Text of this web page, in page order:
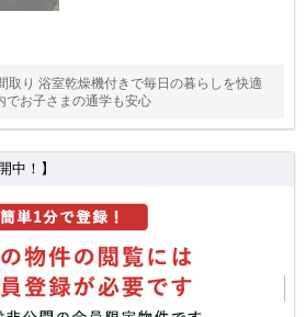
取り 浴室乾燥機付きで毎日の暮らしを快適
でお子さまの通学も安心
中！】